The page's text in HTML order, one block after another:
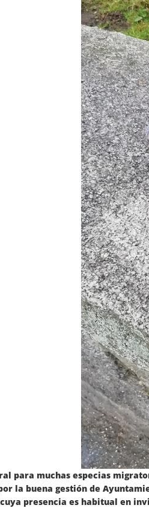
para muchas especias
la buena gestión de
presencia es habitual en